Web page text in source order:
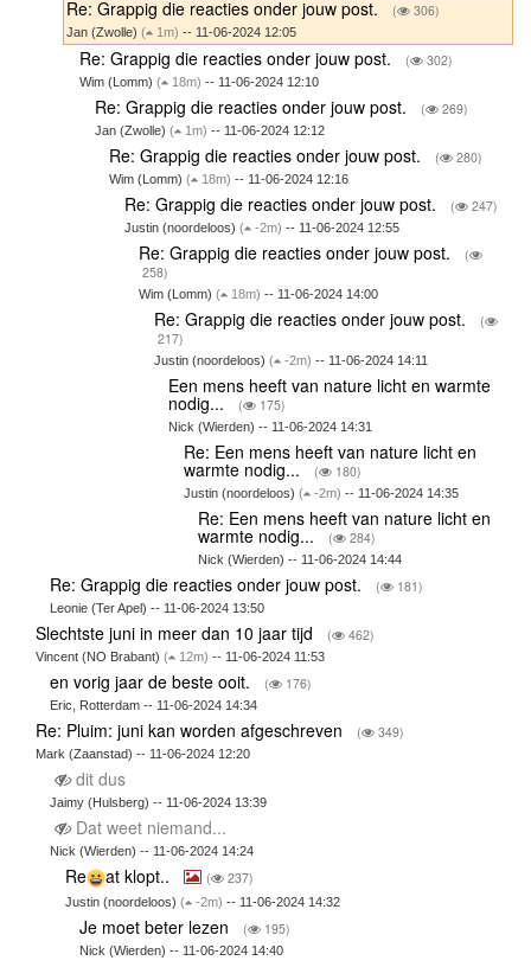
Re: Grappig die reacties onder jouw post. ( 306)
Jan (Zwolle) ( 1m) -- 11-06-2024 12:05
Re: Grappig die reacties onder jouw post. ( 302)
Wim (Lomm)( 18m) -- 11-06-2024 12:10
Re: Grappig die reacties onder jouw post. ( 269)
Jan (Zwolle) ( 1m) -- 11-06-2024 12:12
Re: Grappig die reacties onder jouw post. ( 280)
Wim (Lomm)( 18m) -- 11-06-2024 12:16
Re: Grappig die reacties onder jouw post. ( 247)
Justin (noordeloos) ( -2m) -- 11-06-2024 12:55
Re: Grappig die reacties onder jouw post.
(
258)
Wim (Lomm)( 18m) -- 11-06-2024 14:00
Re: Grappig die reacties onder jouw post.
(
217)
Justin (noordeloos) ( -2m) -- 11-06-2024 14:11
Een mens heeft van nature licht en warmte
nodig... ( 175)
Nick (Wierden) -- 11-06-2024 14:31
Re: Een mens heeft van nature licht en
warmte nodig... ( 180)
Justin (noordeloos) ( -2m) -- 11-06-2024 14:35
Re: Een mens heeft van nature licht en
warmte nodig... ( 284)
Nick (Wierden) -- 11-06-2024 14:44
Re: Grappig die reacties onder jouw post. ( 181)
Leonie (Ter Apel) -- 11-06-2024 13:50
Slechtste juni in meer dan 10 jaar tijd ( 462)
Vincent (NO Brabant) ( 12m) -- 11-06-2024 11:53
en vorig jaar de beste ooit. ( 176)
Eric, Rotterdam -- 11-06-2024 14:34
Re: Pluim: juni kan worden afgeschreven ( 349)
Mark (Zaanstad) -- 11-06-2024 12:20
dit dus
Jaimy (Hulsberg) -- 11-06-2024 13:39
Dat weet niemand...
Nick (Wierden) -- 11-06-2024 14:24
Re at klopt.. ( 237)
Justin (noordeloos) ( -2m) -- 11-06-2024 14:32
Je moet beter lezen ( 195)
Nick (Wierden) -- 11-06-2024 14:40